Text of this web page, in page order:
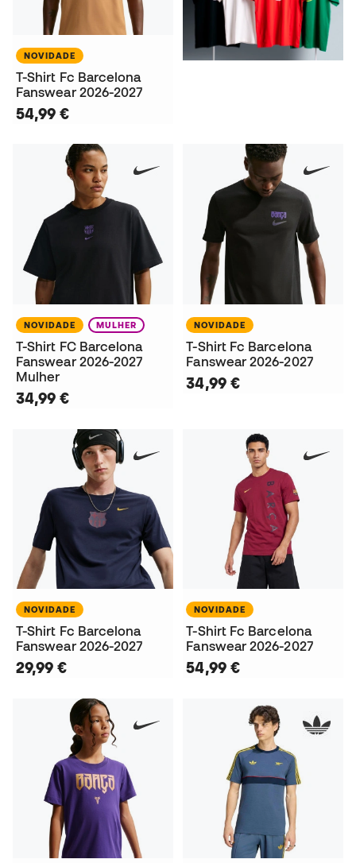
NOVIDADE
T-Shirt Fc Barcelona
Fanswear 2026-2027
54,99 €
NOVIDADE MULHER
T-Shirt FC Barcelona
Fanswear 2026-2027
Mulher
34,99 €
NOVIDADE
T-Shirt Fc Barcelona
Fanswear 2026-2027
34,99 €
NOVIDADE
T-Shirt Fc Barcelona
Fanswear 2026-2027
29,99 €
NOVIDADE
T-Shirt Fc Barcelona
Fanswear 2026-2027
54,99 €